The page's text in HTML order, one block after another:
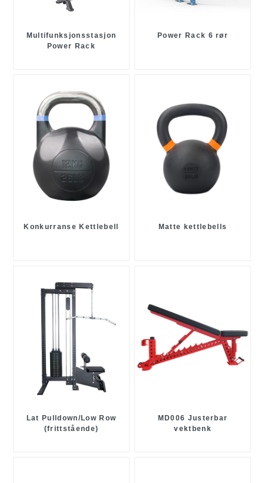
Multifunksjonsstasjon
Power Rack
Power Rack 6 rør
Konkurranse Kettlebell Matte kettlebells
Lat Pulldown/Low Row
(frittstående)
MD006 Justerbar
vektbenk